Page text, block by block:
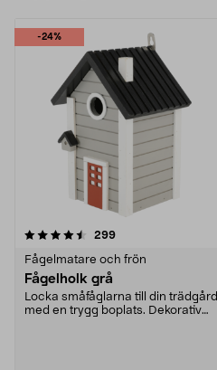
-24%
299recensioner
Fågelmatare och frön
Fågelholk grå
Locka småfåglarna till din trädgård
med en trygg boplats. Dekorativ
4.0 av 5 stjärnor